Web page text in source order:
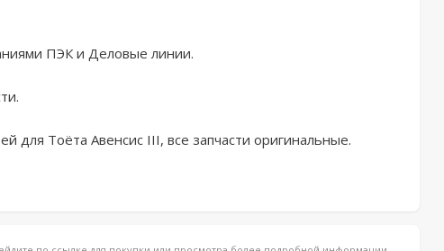
ПЭК и Деловые линии.
для Тоёта Авенсис III, все запчасти оригинальные.